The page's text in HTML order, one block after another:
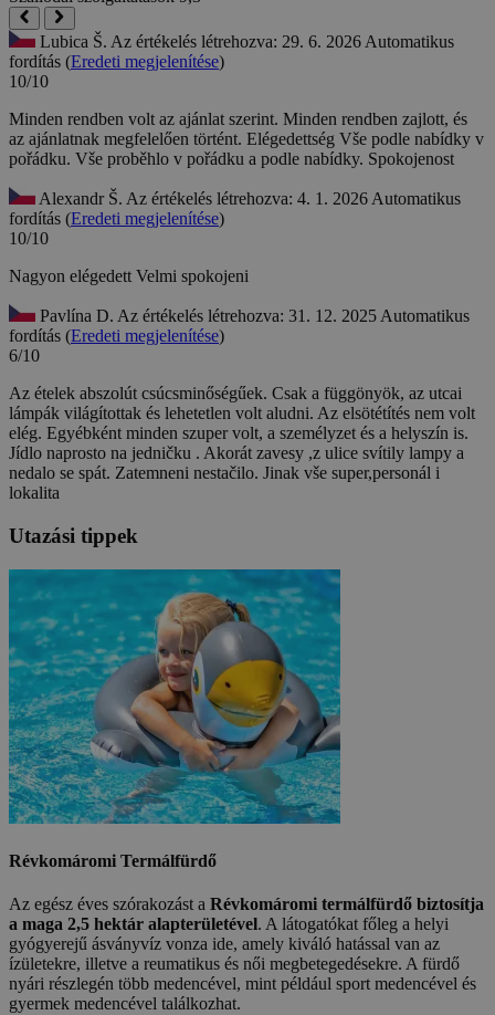
Lubica Š. Az értékelés létrehozva: 29. 6. 2026Automatikus
fordítás (Eredeti megjelenítése)
10/10
Minden rendben volt az ajánlat szerint. Minden rendben zajlott, és
az ajánlatnak megfelelően történt. Elégedettség Vše podle nabídky v
pořádku. Vše proběhlo v pořádku a podle nabídky. Spokojenost
Alexandr Š. Az értékelés létrehozva: 4. 1. 2026Automatikus
fordítás (Eredeti megjelenítése)
10/10
Nagyon elégedettVelmi spokojeni
Pavlína D. Az értékelés létrehozva: 31. 12. 2025Automatikus
fordítás (Eredeti megjelenítése)
6/10
Az ételek abszolút csúcsminőségűek. Csak a függönyök, az utcai
lámpák világítottak és lehetetlen volt aludni. Az elsötétítés nem volt
elég. Egyébként minden szuper volt, a személyzet és a helyszín is.
Jídlo naprosto na jedničku . Akorát zavesy ,z ulice svítily lampy a
nedalo se spát. Zatemneni nestačilo. Jinak vše super,personál i
lokalita
Utazási tippek
Révkomáromi Termálfürdő
Az egész éves szórakozást a Révkomáromi termálfürdő biztosítja
a maga 2,5 hektár alapterületével. A látogatókat főleg a helyi
gyógyerejű ásványvíz vonza ide, amely kiváló hatással van az
ízületekre, illetve a reumatikus és női megbetegedésekre. A fürdő
nyári részlegén több medencével, mint például sport medencével és
gyermek medencével találkozhat.